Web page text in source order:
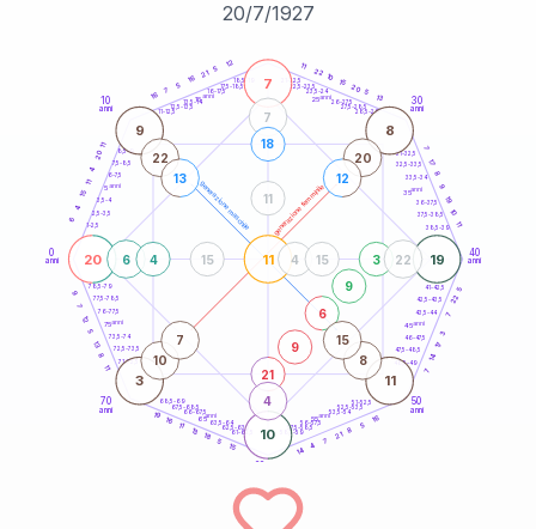
20/7/1927
generazione maschile generazione femminile
0
anni
10
anni
30
anni
40
anni
50
anni
60
70
anni
1-2,5
2,5-3,5
3,5-4
6-7,5
7,5-8,5
8,5-9
11-12,5
12,5-13,5
13,5-14
16-17,5
17,5-18,5
18,5-19
21-22,5
22,5-23,5
23,5-24
26-27,5
27,5-28,5
28,5-29
31-32,5
32,5-33,5
33,5-34
36-37,5
37,5-38,5
38,5-39
41-42,5
42,5-43,5
43,5-44
46-47,5
47,5-48,5
48,5-49
51-52,5
52,5-53,5
53,5-54
56-57,5
57,5-58,5
58,5-59
61-62,5
62,5-63,5
63,5-64
66-67,5
67,5-68,5
68,5-69
71-72,5
72,5-73,5
73,5-74
76-77,5
77,5-78,5
78,5-79
6
4
15
11
4
20
11
16 7
5
16
21 5
12 11
22 10
15
20 5
13
7
17
8
9
19
10
11
5
22
7
3
17
14
7
16
5
8
21
7
4
14
15
5
18
13
11
16
19
11
8
13
5
12
7
9
20
7
19
10
11
9 8
3 11
21
9
6
9
3
6
7
22
4
4
18
4 15
15
11
22
13
20
12
10
7
8
15
5anni
15 anni 25anni
35anni
45anni
55anni
65anni
75anni